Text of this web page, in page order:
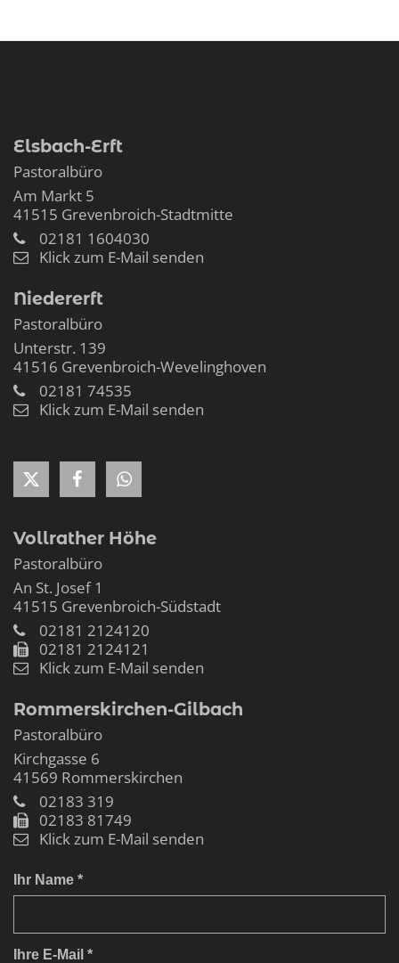
Elsbach-Erft
Pastoralbüro
Am Markt 5
41515 Grevenbroich-Stadtmitte
02181 1604030
Klick zum E-Mail senden
Niedererft
Pastoralbüro
Unterstr. 139
41516 Grevenbroich-Wevelinghoven
02181 74535
Klick zum E-Mail senden
Vollrather Höhe
Pastoralbüro
An St. Josef 1
41515 Grevenbroich-Südstadt
02181 2124120
02181 2124121
Klick zum E-Mail senden
Rommerskirchen-Gilbach
Pastoralbüro
Kirchgasse 6
41569 Rommerskirchen
02183 319
02183 81749
Klick zum E-Mail senden
Ihr Name *
Ihre E-Mail *